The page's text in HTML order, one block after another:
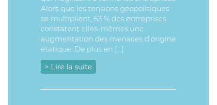
Alors que les tensions géopolitiques
se multiplient, 53 % des entreprises
constatent elles-mêmes une
augmentation des menaces d’origine
étatique. De plus en […]
> Lire la suite